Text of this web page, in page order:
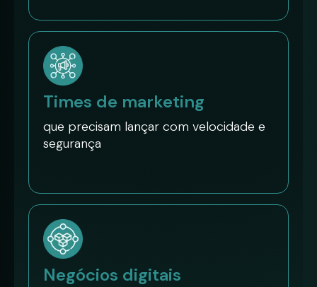
Times de marketing
que precisam lançar com velocidade e
segurança
Negócios digitais